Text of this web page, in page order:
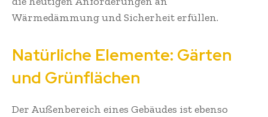
Wärmedämmung und Sicherheit erfüllen.
Natürliche Elemente: Gärten
und Grünflächen
Der Außenbereich eines Gebäudes ist ebenso